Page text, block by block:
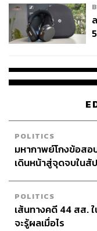
POLITICS
มหากาพย์โกงข้อส
เดินหน้าสู่จุดจบในสั
POLITICS
เส้นทางคดี 44 สส.
จะรู้ผลเมื่อไร